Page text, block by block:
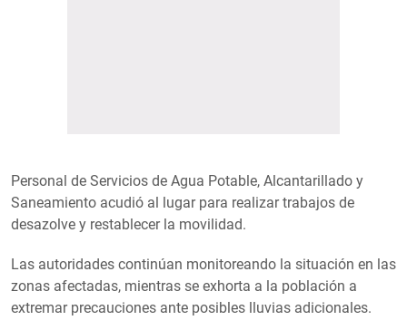
Personal de Servicios de Agua Potable, Alcantarillado y
Saneamiento acudió al lugar para realizar trabajos de
desazolve y restablecer la movilidad.
Las autoridades continúan monitoreando la situación en las
zonas afectadas, mientras se exhorta a la población a
extremar precauciones ante posibles lluvias adicionales.